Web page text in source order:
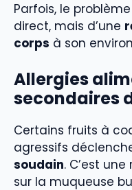
Parfois, le
direct, mais d’une
corps à son
Allergies
secondaires
Certains fruits à
agressifs
soudain. C’est
sur la muqueuse